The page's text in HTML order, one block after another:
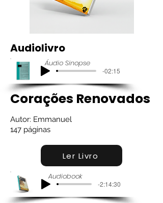
Audiolivro
-02:15
Áudio Sinopse
Corações Renovados
Autor: Emmanuel
147 páginas
Ler Livro
-2:14:30
Audiobook